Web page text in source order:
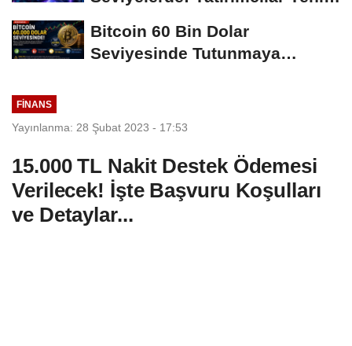
Bitcoin 60 Bin Dolar
Seviyesinde Tutunmaya
FINANS
Yayınlanma: 28 Şubat 2023 - 17:53
15.000 TL Nakit Destek Ödemesi
Verilecek! İşte Başvuru Koşulları
ve Detaylar...